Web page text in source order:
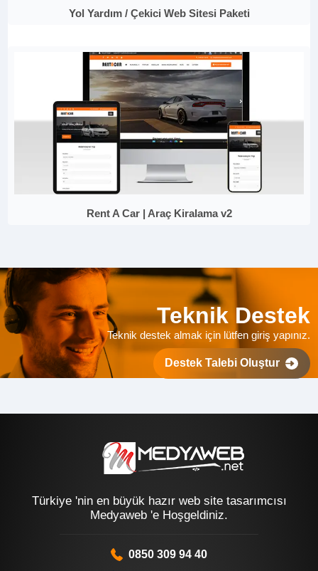
Yol Yardım / Çekici Web Sitesi Paketi
Rent A Car | Araç Kiralama v2
Teknik Destek
Teknik destek almak için lütfen giriş yapınız.
Destek Talebi Oluştur
Türkiye 'nin en büyük hazır web site tasarımcısı
Medyaweb 'e Hoşgeldiniz.
0850 309 94 40